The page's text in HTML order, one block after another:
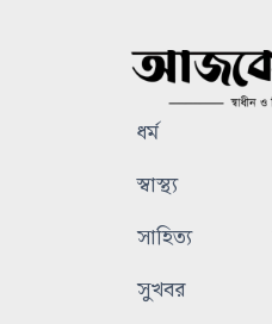
ধর্ম
স্বাস্থ্য
সাহিত্য
সুখবর